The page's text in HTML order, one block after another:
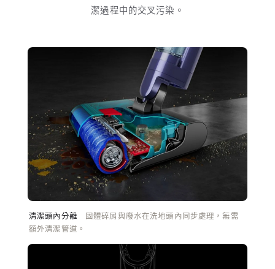
潔過程中的交叉污染。
清潔頭內分離 固體碎屑與廢水在洗地頭內同步處理，無需
額外清潔管道。